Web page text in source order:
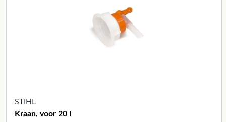
STIHL
Kraan, voor 20 l